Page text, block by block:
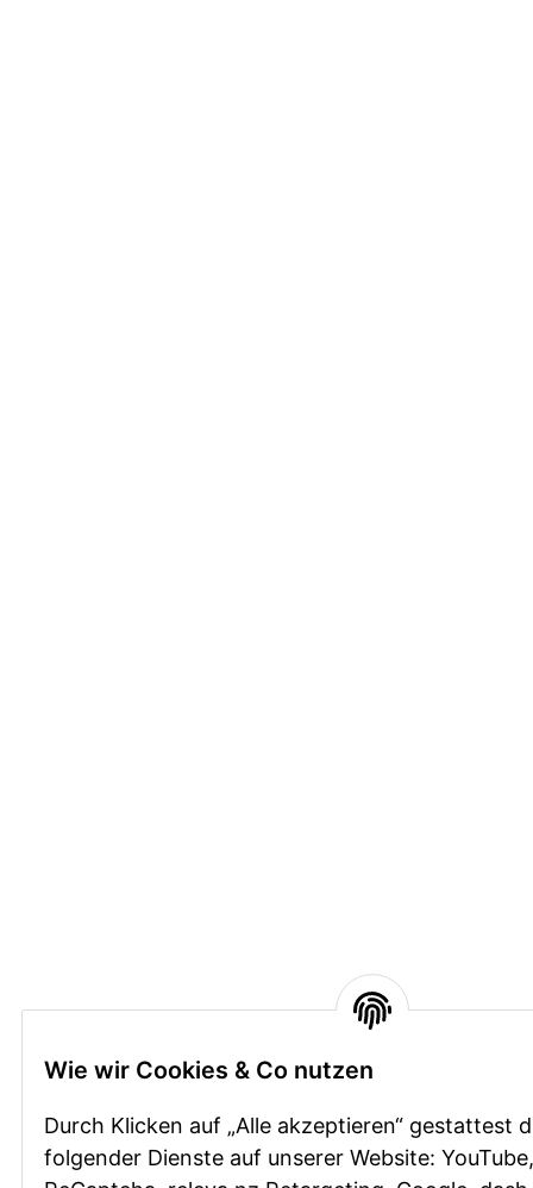
Wie wir Cookies & Co nutzen
Durch Klicken auf „Alle akzeptieren“ gestattest
folgender Dienste auf unserer Website: